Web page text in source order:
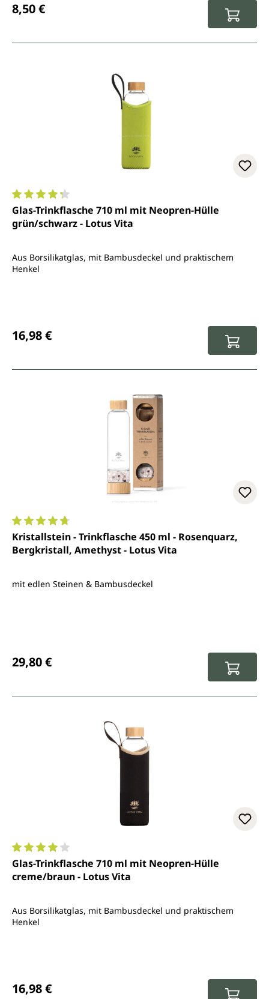
8,50 €
Durchschnittliche Bewertung von 4.3 von 5 Sternen
Glas-Trinkflasche 710 ml mit Neopren-Hülle
grün/schwarz - Lotus Vita
Aus Borsilikatglas, mit Bambusdeckel und praktischem
Henkel
16,98 €
Durchschnittliche Bewertung von 4.7 von 5 Sternen
Kristallstein - Trinkflasche 450 ml - Rosenquarz,
Bergkristall, Amethyst - Lotus Vita
mit edlen Steinen & Bambusdeckel
29,80 €
Durchschnittliche Bewertung von 4 von 5 Sternen
Glas-Trinkflasche 710 ml mit Neopren-Hülle
creme/braun - Lotus Vita
Aus Borsilikatglas, mit Bambusdeckel und praktischem
Henkel
16,98 €